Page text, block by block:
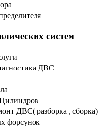
систем
ДВС
ДВС( разборка , сборка)
форсунок